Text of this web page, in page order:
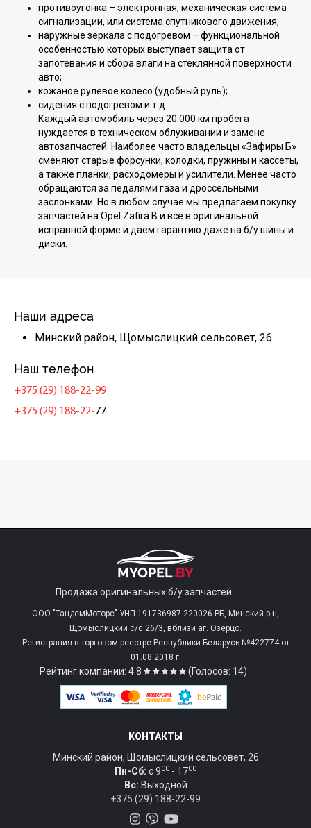
противоугонка – электронная, механическая система
сигнализации, или система спутникового движения;
наружные зеркала с подогревом – функциональной
особенностью которых выступает защита от
запотевания и сбора влаги на стеклянной поверхности
авто;
кожаное рулевое колесо (удобный руль);
сидения с подогревом и т.д.
Каждый автомобиль через 20 000 км пробега
нуждается в техническом облуживании и замене
автозапчастей. Наиболее часто владельцы «Зафиры Б»
сменяют старые форсунки, колодки, пружины и кассеты,
а также планки, расходомеры и усилители. Менее часто
обращаются за педалями газа и дроссельными
заслонками. Но в любом случае мы предлагаем покупку
запчастей на Opel Zafira B и всё в оригинальной
исправной форме и даем гарантию даже на б/у шины и
диски.
Наши адреса
Минский район, Щомыслицкий сельсовет, 26
Наш телефон
+375 (29) 188-22-99
+375 (29) 188-22-77
Продажа оригинальных б/у запчастей
ООО "ТандемМоторс" УНП 191736987 220026 РБ, Минский р-н,
Щомыслицкий с/c 26/3, вблизи аг. Озерцо.
Регистрация в торговом реестре Республики Беларусь №422774 от
01.08.2018 г.
Рейтинг компании: 4.8 (Голосов: 14)
КОНТАКТЫ
Минский район, Щомыслицкий сельсовет, 26
Пн-Сб: c 900 - 1700
Вс: Выходной
+375 (29) 188-22-99